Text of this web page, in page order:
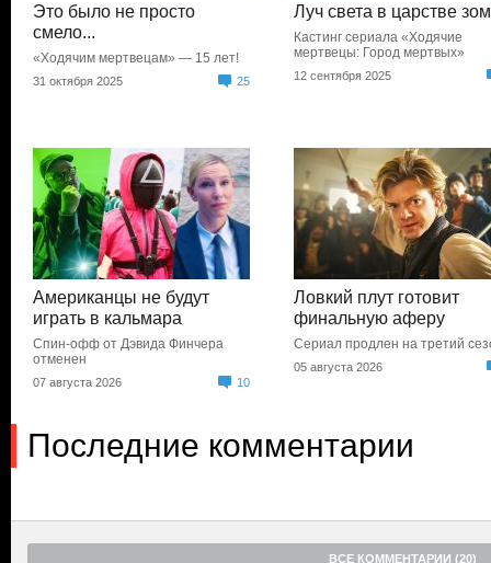
Это было не просто
смело...
«Ходячим мертвецам» — 15 лет!
31 октября 2025 25
Луч света в царстве
Кастинг сериала «Ходячие
мертвецы: Город мертвых»
12 сентября 2025
Американцы не будут
играть в кальмара
Спин-офф от Дэвида Финчера
отменен
07 августа 2026 10
Ловкий плут готовит
финальную аферу
Сериал продлен на третий
05 августа 2026
Последние комментарии
ВСЕ КОММЕНТАРИИ (20)